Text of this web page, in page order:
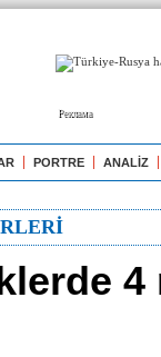
Реклама
PORTRE ANALİZ